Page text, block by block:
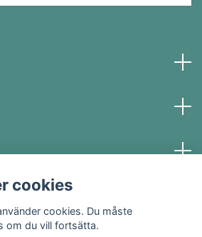
cookies
cookies. Du måste
om du vill fortsätta.